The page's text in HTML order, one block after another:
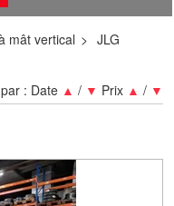
mât vertical
JLG
: Date ▲ / ▼ Prix ▲ / ▼